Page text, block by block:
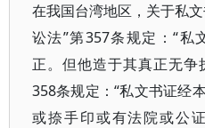
在我国台湾地区，关于私
讼法”第357条规定：“私
正。但他造于其真正无争
358条规定：“私文书证经
或捺手印或有法院或公